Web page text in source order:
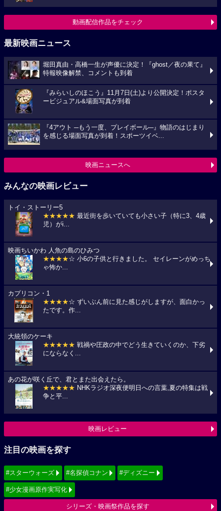
動画配信作品をチェック
最新映画ニュース
堀田真由・高橋一生が声優に決定！『ghost／夜の果て』
特報映像解禁、コメントも到着
『みらいしのほこう』11月7日(土)より公開決定！ポスタ
ービジュアル&場面写真が到着
『4アウト ─もう一度、プレイボール─』物語のはじまり
を感じる場面写真が到着！スポーツイベ...
映画ニュースへ
みんなの映画レビュー
トイ・ストーリー5
★★★★★ 最近街を歩いていても小さい子（特に3、4歳
児）がi...
映画ちいかわ 人魚の島のひみつ
★★★★☆ 小6の子供と行きました。 セイレーンがめっち
ゃ怖か...
カプリコン・1
★★★★☆ ずいぶん前に見た感じがしますが、面白かっ
たです。作...
大統領のケーキ
★★★★★ 戦禍や圧政の中でどう生きていくのか、下劣
にならなく...
あの花が咲く丘で、君とまた出会えたら。
★★★★★ NHKラジオ深夜便明日への言葉,夏の特集は戦
争と平...
映画レビュー
注目の映画を探す
#スターウォーズ #名探偵コナン #ディズニー
#少女漫画原作実写化
シリーズ・映画祭作品を探す